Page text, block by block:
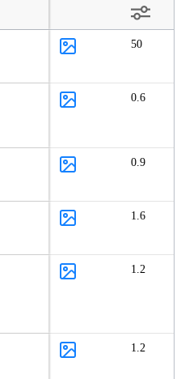
50
0.6
0.9
1.6
1.2
1.2